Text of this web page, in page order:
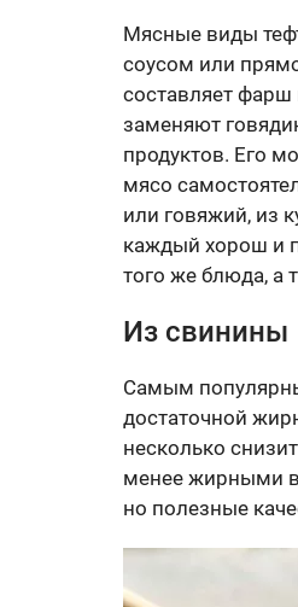
Мясные виды
соусом или
составляет
заменяют
продуктов. Его
мясо
или говяжий, из
каждый хорош и
того же блюда, а
Из свинины
Самым
достаточной
несколько
менее жирными
но полезные